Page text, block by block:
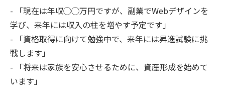
- 「現在は年収◯◯万円ですが、副業でWebデザインを
学び、来年には収入の柱を増やす予定です」
- 「資格取得に向けて勉強中で、来年には昇進試験に挑
戦します」
- 「将来は家族を安心させるために、資産形成を始めて
います」